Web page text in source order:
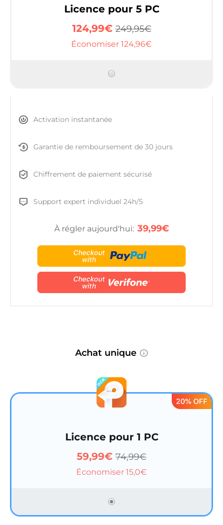
Licence pour 5 PC
124,99€249,95€
Économiser 124,96€
Activation instantanée
Garantie de remboursement de 30 jours
Chiffrement de paiement sécurisé
Support expert individuel 24h/5
À régler aujourd'hui: 39,99€
Achat unique
Licence pour 1 PC
59,99€ 74,99€
Économiser 15,0€